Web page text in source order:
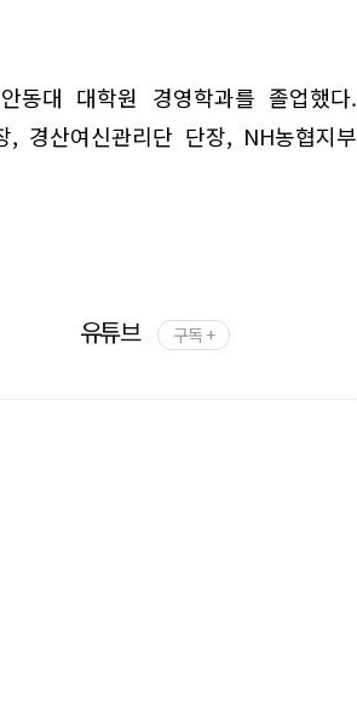
동대 대학원 경영학과를 졸업했다.
경산여신관리단 단장, NH농협지부
유튜브 구독 +